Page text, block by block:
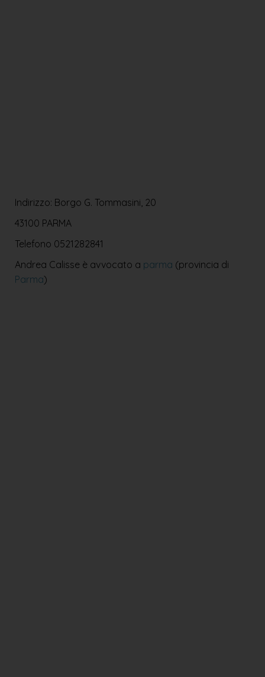
Indirizzo: Borgo G. Tommasini, 20
43100 PARMA
Telefono 0521282841
Andrea Calisse è avvocato a parma (provincia di
Parma)